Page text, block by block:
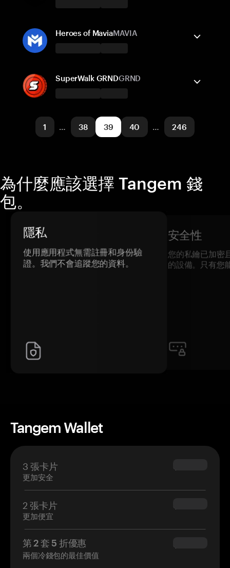
Ethereum
發送/接收 購買 兌換
Ethereum Solana
Polygon POS
Gnosis Chain
Optimism
Base
Heroes of MaviaMAVIA
發送/接收 購買 兌換
Ethereum BNB Smart Chain Base
SuperWalk GRNDGRND
發送/接收 購買
1 … 38 39 40 … 246
為什麼應該選擇 Tangem 錢
包。
隱私
使用應用程式無需註冊和身份驗
證。我們不會追蹤您的資料。
安全性
您的私鑰已加密
的設備。只有您
Tangem Wallet
3 張卡片
更加安全
$69.90
2 張卡片
更加便宜
$54.90
第 2 套 5 折優惠
兩個冷錢包的最佳價值
$34.95